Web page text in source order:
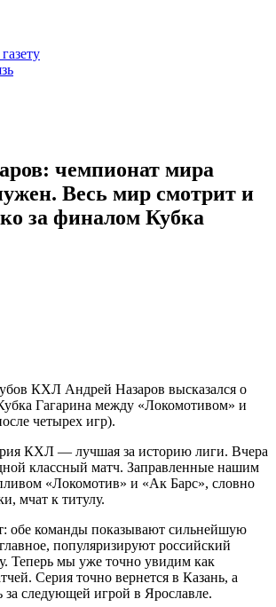
чемпионат мира
Весь мир смотрит и
за финалом Кубка
КХЛ Андрей Назаров высказался о
Гагарина между «Локомотивом» и
четырех игр).
КХЛ — лучшая за историю лиги. Вчера
классный матч. Заправленные нашим
«Локомотив» и «Ак Барс», словно
мчат к титулу.
обе команды показывают сильнейшую
популяризируют российский
Теперь мы уже точно увидим как
Серия точно вернется в Казань, а
за следующей игрой в Ярославле.